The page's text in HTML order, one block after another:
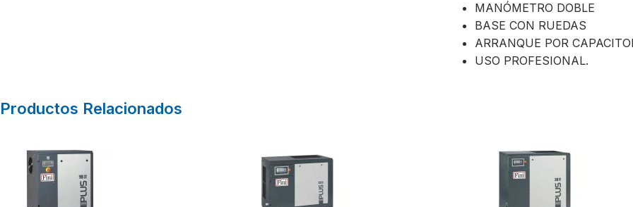
MANÓMETRO DOBLE
BASE CON RUEDAS
ARRANQUE POR
USO PROFESIONAL.
Productos Relacionados